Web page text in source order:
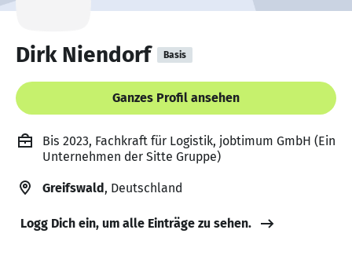
Dirk Niendorf Basis
Ganzes Profil ansehen
Bis 2023, Fachkraft für Logistik, jobtimum GmbH (Ein
Unternehmen der Sitte Gruppe)
Greifswald, Deutschland
Logg Dich ein, um alle Einträge zu sehen.